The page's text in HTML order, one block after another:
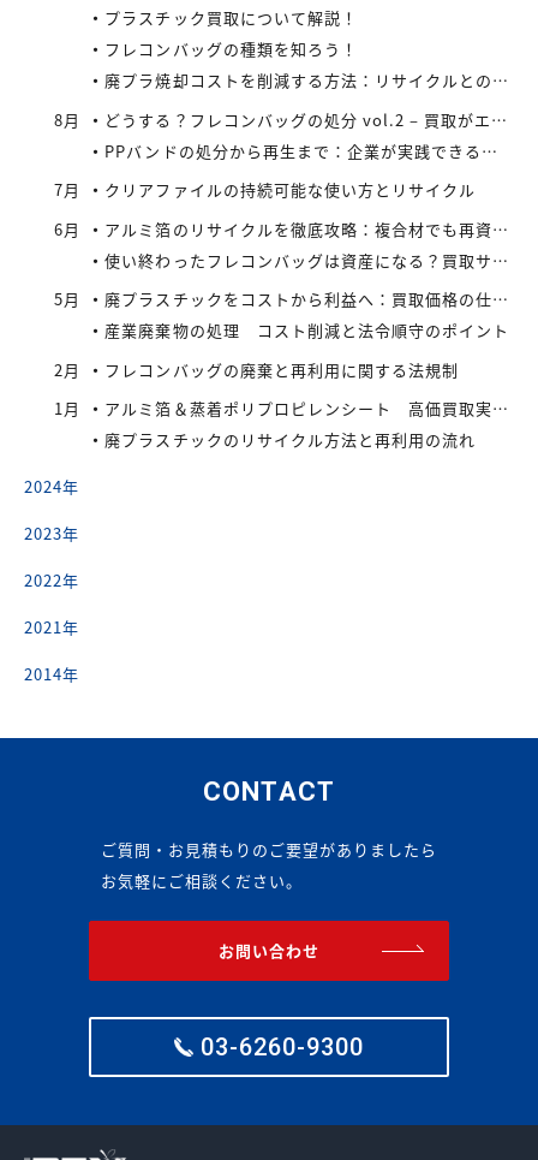
プラスチック買取について解説！
フレコンバッグの種類を知ろう！
廃プラ焼却コストを削減する方法：リサイクルとの比較で見えてくる最適解
8月
どうする？フレコンバッグの処分 vol.2 – 買取がエコにつながる
PPバンドの処分から再生まで：企業が実践できるコスト効率の高い手法
7月
クリアファイルの持続可能な使い方とリサイクル
6月
アルミ箔のリサイクルを徹底攻略：複合材でも再資源化できる最新手法とアイレックス株式会社の取り組み
使い終わったフレコンバッグは資産になる？買取サービスを活用したリサイクル戦略
5月
廃プラスチックをコストから利益へ：買取価格の仕組みと高値で売るコツ
産業廃棄物の処理 コスト削減と法令順守のポイント
2月
フレコンバッグの廃棄と再利用に関する法規制
1月
アルミ箔＆蒸着ポリプロピレンシート 高価買取実施中
廃プラスチックのリサイクル方法と再利用の流れ
2024年
2023年
2022年
2021年
2014年
CONTACT
ご質問・お見積もりのご要望がありましたら
お気軽にご相談ください。
お問い合わせ
03-6260-9300